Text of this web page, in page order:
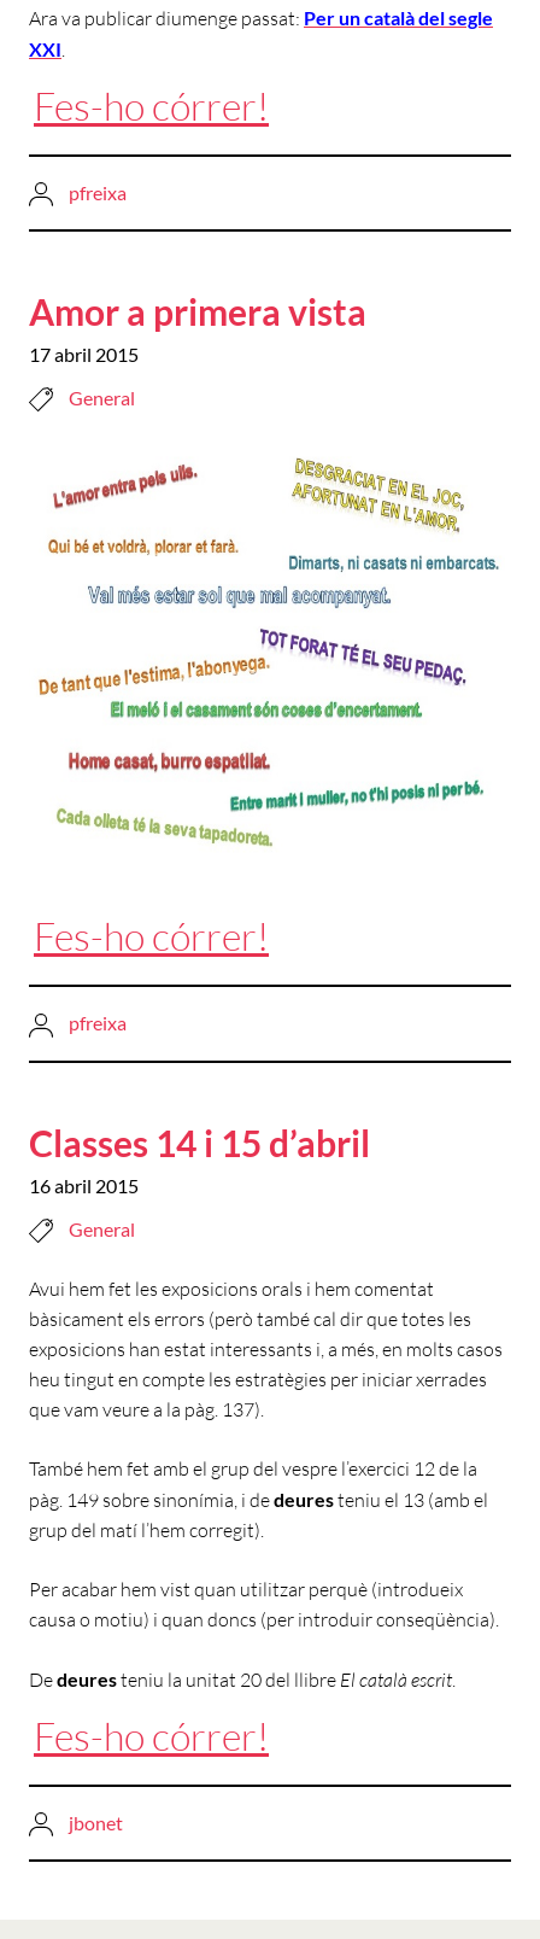
Ara va publicar diumenge passat: Per un català del segle
XXI
Fes-ho córrer!
pfreixa
Amor a primera vista
17 abril 2015
General
Fes-ho córrer!
pfreixa
Classes 14 i 15 d’abril
16 abril 2015
General
Avui hem fet les exposicions orals i hem comentat
bàsicament els errors (però també cal dir que totes les
exposicions han estat interessants i, a més, en molts casos
heu tingut en compte les estratègies per iniciar xerrades
que vam veure a la pàg. 137).
També hem fet amb el grup del vespre l’exercici 12 de la
pàg. 149 sobre sinonímia, i dedeuresteniu el 13 (amb el
grup del matí l’hem corregit).
Per acabar hem vist quan utilitzar perquè (introdueix
causa o motiu) i quan doncs (per introduir conseqüència).
Dedeuresteniu la unitat 20 del llibre El català escrit.
Fes-ho córrer!
jbonet